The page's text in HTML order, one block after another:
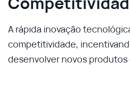
A rápida inovação
competitividade,
desenvolver novos produtos